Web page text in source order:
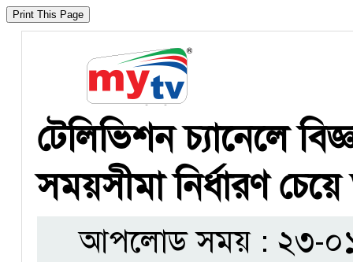
টেলিভিশন চ্যানেলে
সময়সীমা নির্ধারণ
আপলোড সময় : ২৩-